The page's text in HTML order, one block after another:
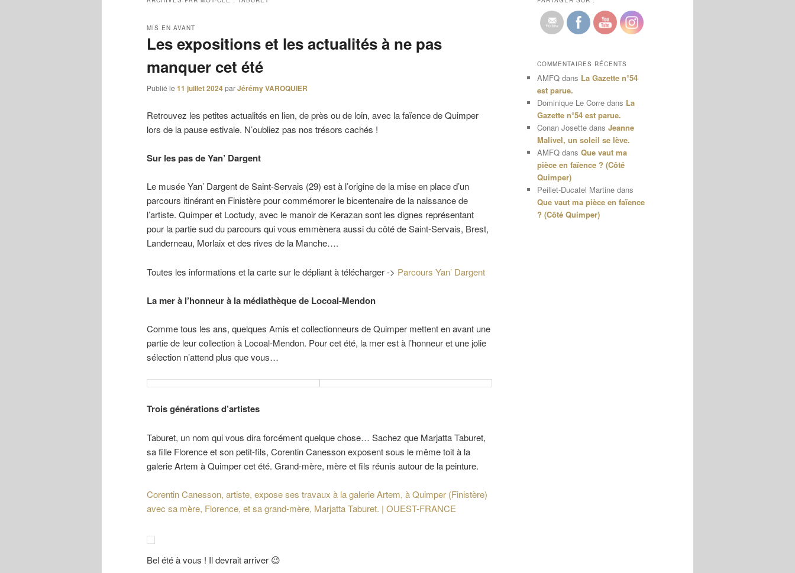
Les expositions et les actualités à ne pas
manquer cet été
MIS EN AVANT
Publié le 11 juillet 2024parJérémy VAROQUIER
Retrouvez les petites actualités en lien, de près ou de loin, avec la faïence de Quimper
lors de la pause estivale. N’oubliez pas nos trésors cachés !
Sur les pas de Yan’ Dargent
Le musée Yan’ Dargent de Saint-Servais (29) est à l’origine de la mise en place d’un
parcours itinérant en Finistère pour commémorer le bicentenaire de la naissance de
l’artiste. Quimper et Loctudy, avec le manoir de Kerazan sont les dignes représentant
pour la partie sud du parcours qui vous emmènera aussi du côté de Saint-Servais, Brest,
Landerneau, Morlaix et des rives de la Manche….
Toutes les informations et la carte sur le dépliant à télécharger -> Parcours Yan’ Dargent
La mer à l’honneur à la médiathèque de Locoal-Mendon
Comme tous les ans, quelques Amis et collectionneurs de Quimper mettent en avant une
partie de leur collection à Locoal-Mendon. Pour cet été, la mer est à l’honneur et une jolie
sélection n’attend plus que vous…
Trois générations d’artistes
Taburet, un nom qui vous dira forcément quelque chose… Sachez que Marjatta Taburet,
sa fille Florence et son petit-fils, Corentin Canesson exposent sous le même toit à la
galerie Artem à Quimper cet été. Grand-mère, mère et fils réunis autour de la peinture.
Corentin Canesson, artiste, expose ses travaux à la galerie Artem, à Quimper (Finistère)
avec sa mère, Florence, et sa grand-mère, Marjatta Taburet. | OUEST-FRANCE
Bel été à vous ! Il devrait arriver 😉
COMMENTAIRES RÉCENTS
AMFQ dans La Gazette n°54
est parue.
Dominique Le Corre dans La
Gazette n°54 est parue.
Conan Josette dans Jeanne
Malivel, un soleil se lève.
AMFQ dans Que vaut ma
pièce en faïence ? (Côté
Quimper)
Peillet-Ducatel Martine dans
Que vaut ma pièce en faïence
? (Côté Quimper)